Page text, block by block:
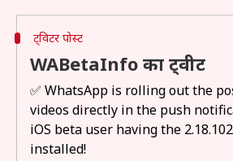
ट्विटर पोस्ट
WABetaInfo का ट्वीट
✅ WhatsApp is rolling out the
videos directly in the push
iOS beta user having the
installed!